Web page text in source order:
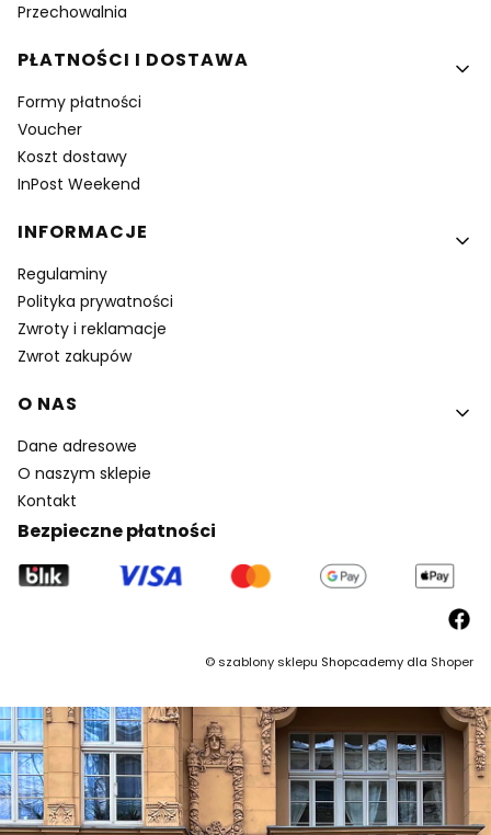
Przechowalnia
PŁATNOŚCI I DOSTAWA
Formy płatności
Voucher
Koszt dostawy
InPost Weekend
INFORMACJE
Regulaminy
Polityka prywatności
Zwroty i reklamacje
Zwrot zakupów
O NAS
Dane adresowe
O naszym sklepie
Kontakt
Bezpieczne płatności
©szablony sklepu Shopcademy dla Shoper